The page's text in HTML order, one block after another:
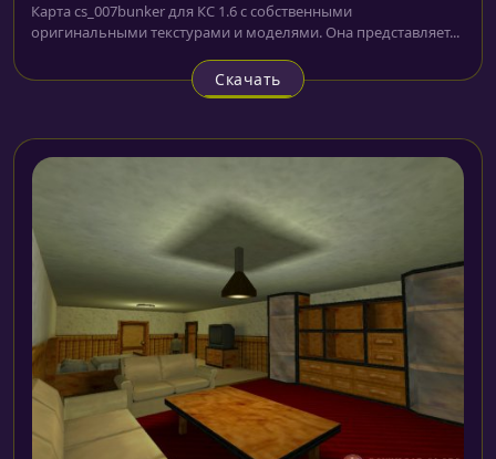
Карта cs_007bunker для КС 1.6 с собственными
оригинальными текстурами и моделями. Она представляет...
Скачать